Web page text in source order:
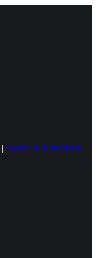
| Syarat & Ketentuan